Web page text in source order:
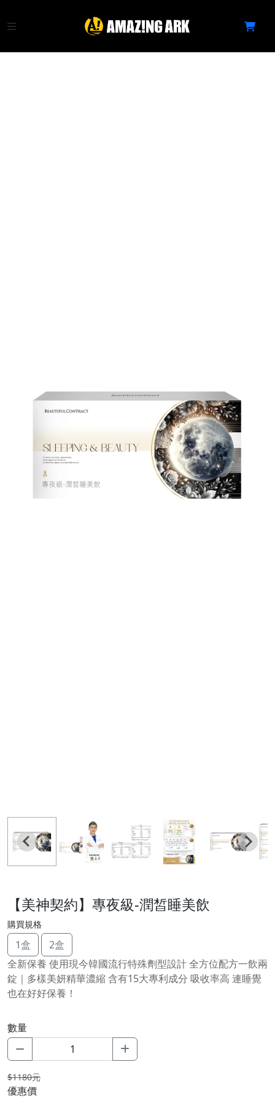
【美神契約】專夜級-潤皙睡美飲
購買規格
1盒
2盒
全新保養 使用現今韓國流行特殊劑型設計 全方位配方一飲兩
錠｜多樣美妍精華濃縮 含有15大專利成分 吸收率高 連睡覺
也在好好保養！
數量
$1180元
優惠價